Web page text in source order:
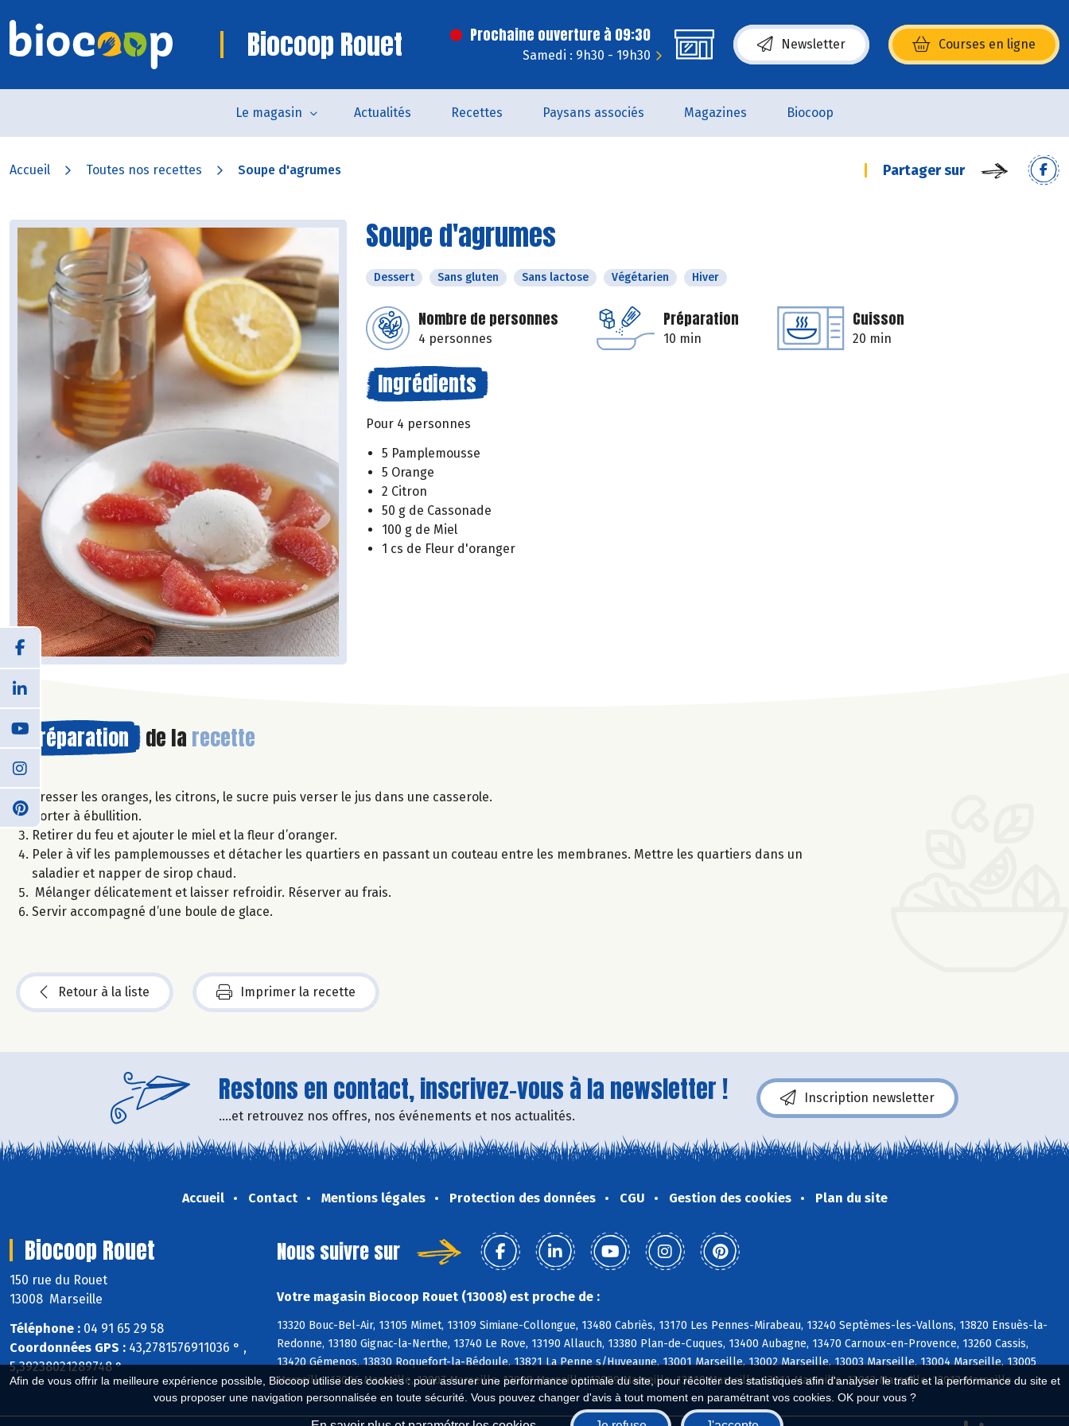
Afin de vous offrir la meilleure expérience possible, Biocoop utilise des cookies : pour assurer une performance optimale du site, pour récolter des statistiques afin d'analyser le trafic et la performance du site et
vous proposer une navigation personnalisée en toute sécurité. Vous pouvez changer d'avis à tout moment en paramétrant vos cookies. OK pour vous ?
Biocoop Rouet Prochaine ouverture à 09:30
Samedi : 9h30 - 19h30
Newsletter Courses en ligne
(s’ouvre dans une nouvelle fenêtre)
Le magasin Actualités Recettes Paysans associés Magazines Biocoop
Accueil Toutes nos recettes Soupe d'agrumes Partager sur
Soupe d'agrumes
Dessert Sans gluten Sans lactose Végétarien Hiver
Nombre de personnes
4 personnes
Préparation
10 min
Cuisson
20 min
Ingrédients
Pour 4 personnes
5 Pamplemousse
5 Orange
2 Citron
50 g de Cassonade
100 g de Miel
1 cs de Fleur d'oranger
Préparation de la recette
Presser les oranges, les citrons, le sucre puis verser le jus dans une casserole.
Porter à ébullition.
Retirer du feu et ajouter le miel et la fleur d’oranger.
Peler à vif les pamplemousses et détacher les quartiers en passant un couteau entre les membranes. Mettre les quartiers dans un
saladier et napper de sirop chaud.
Mélanger délicatement et laisser refroidir. Réserver au frais.
Servir accompagné d’une boule de glace.
Retour à la liste Imprimer la recette
Restons en contact, inscrivez-vous à la newsletter !
....et retrouvez nos offres, nos événements et nos actualités.
Inscription newsletter
Accueil Contact Mentions légales Protection des données CGU Gestion des cookies Plan du site
Biocoop Rouet
150 rue du Rouet
13008 Marseille
Téléphone : 04 91 65 29 58
Coordonnées GPS : 43,2781576911036 ° ,
5,39238021289748 °
Nous suivre sur
Votre magasin Biocoop Rouet (13008) est proche de :
13320 Bouc-Bel-Air, 13105 Mimet, 13109 Simiane-Collongue, 13480 Cabriès, 13170 Les Pennes-Mirabeau, 13240 Septèmes-les-Vallons, 13820 Ensuès-la-
Redonne, 13180 Gignac-la-Nerthe, 13740 Le Rove, 13190 Allauch, 13380 Plan-de-Cuques, 13400 Aubagne, 13470 Carnoux-en-Provence, 13260 Cassis,
13420 Gémenos, 13830 Roquefort-la-Bédoule, 13821 La Penne s/Huveaune, 13001 Marseille, 13002 Marseille, 13003 Marseille, 13004 Marseille, 13005
Marseille, 13006 Marseille, 13007 Marseille, 13008 Marseille, 13009 Marseille, 13010 Marseille, 13011 Marseille, 13012 Marseille, 13013 Marseille